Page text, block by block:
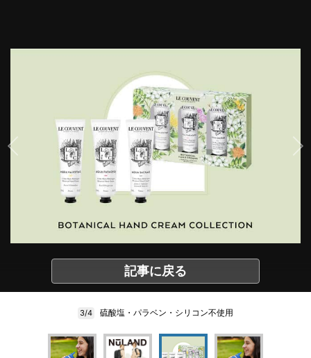
記事に戻る
3/4 硫酸塩・パラベン・シリコン不使用